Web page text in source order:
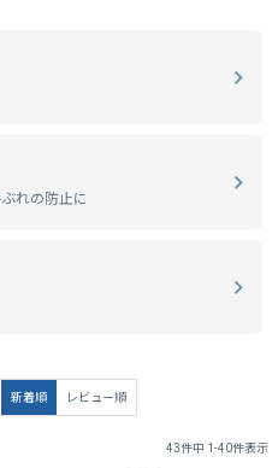
れの防止に
新着順 レビュー順
43件中 1 -40件表示